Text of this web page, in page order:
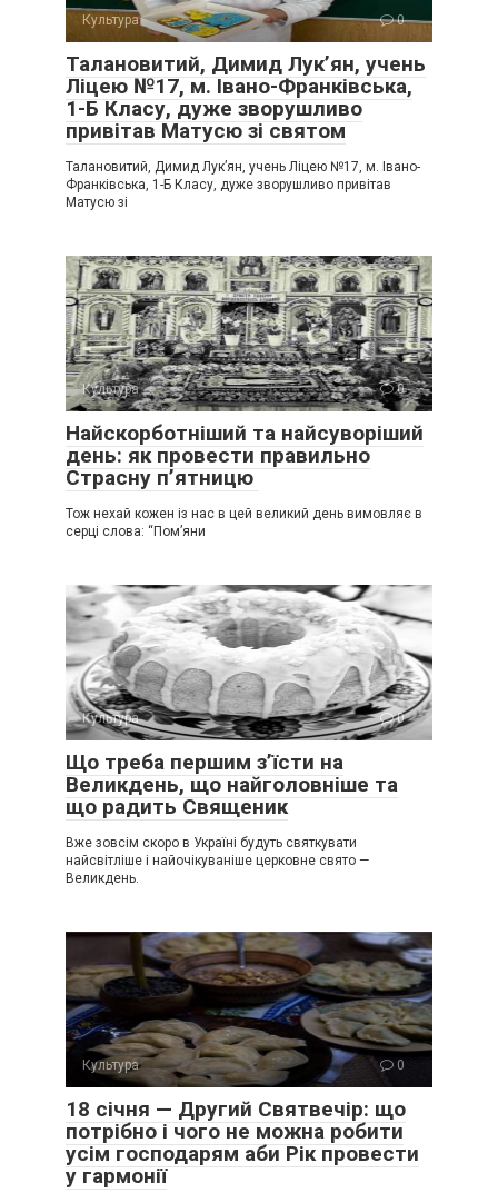
Культура 0
Талановитий, Димид Лук’ян, учень
Ліцею №17, м. Івано-Франківська,
1-Б Класу, дуже зворушливо
привітав Матусю зі святом
Талановитий, Димид Лук’ян, учень Ліцею №17, м. Івано-
Франківська, 1-Б Класу, дуже зворушливо привітав
Матусю зі
Культура 0
Найскорботніший та найсуворіший
день: як провести правильно
Страсну п’ятницю
Тож нехай кожен із нас в цей великий день вимовляє в
серці слова: “Пом’яни
Культура 0
Що треба першим з’їсти на
Великдень, що найголовніше та
що радить Священик
Вже зовсім скоро в Україні будуть святкувати
найсвітліше і найочікуваніше церковне свято —
Великдень.
Культура 0
18 січня — Другий Святвечір: що
потрібно і чого не можна робити
усім господарям аби Рік провести
у гармонії